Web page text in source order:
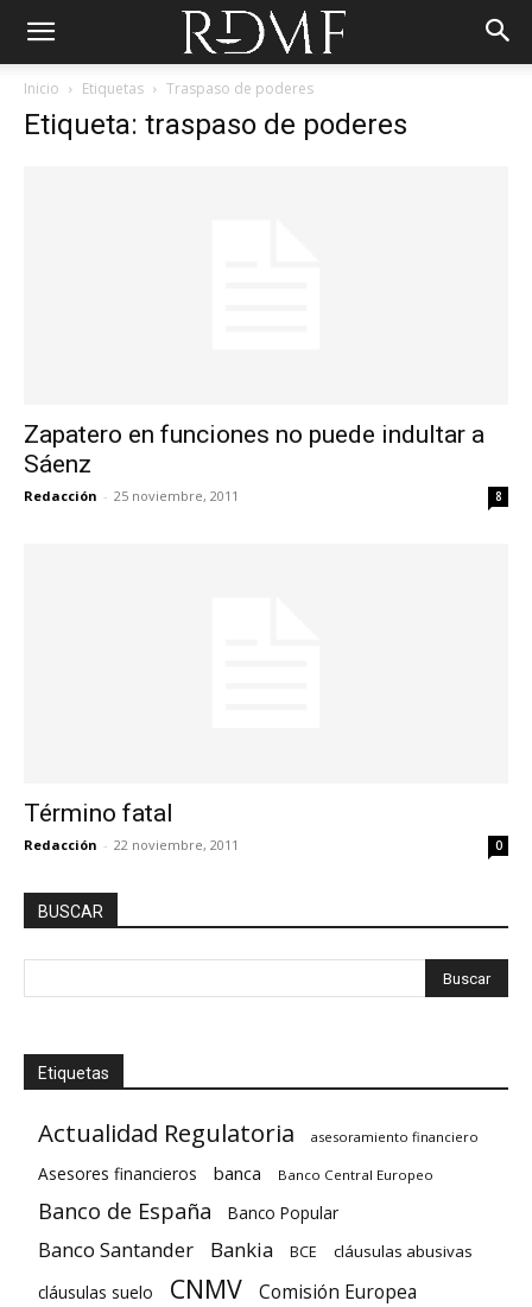
Inicio Etiquetas Traspaso de poderes
Etiqueta: traspaso de poderes
Zapatero en funciones no puede indultar a
Sáenz
Redacción - 25 noviembre, 2011 8
Término fatal
Redacción - 22 noviembre, 2011 0
BUSCAR
Etiquetas
Actualidad Regulatoria asesoramiento financiero
Asesores financieros banca Banco Central Europeo
Banco de España Banco Popular
Banco Santander Bankia BCE cláusulas abusivas
cláusulas suelo CNMV Comisión Europea